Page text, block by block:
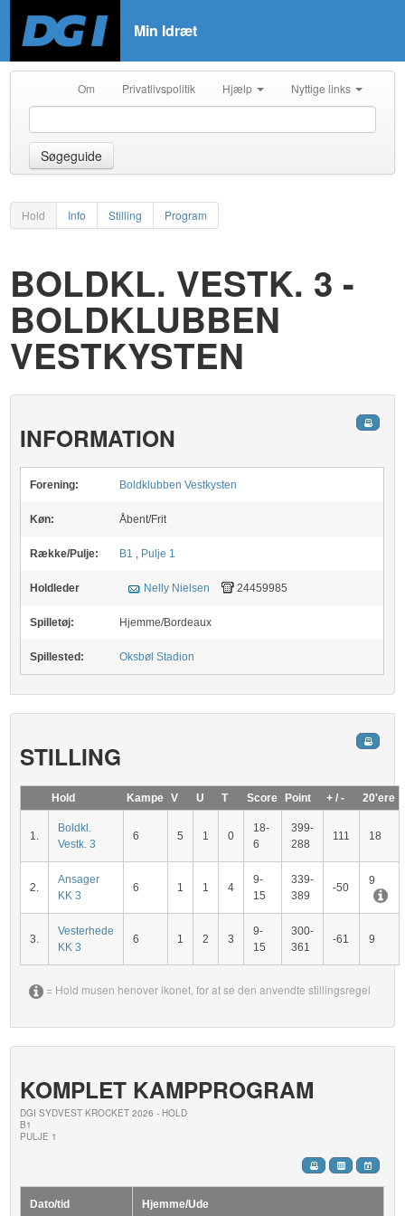
Min Idræt
Om Privatlivspolitik Hjælp Nyttige links
Søgeguide
Hold Info Stilling Program
BOLDKL. VESTK. 3 -
BOLDKLUBBEN
VESTKYSTEN
INFORMATION
Forening: Boldklubben Vestkysten
Køn: Åbent/Frit
Række/Pulje: B1 , Pulje 1
Holdleder Nelly Nielsen 24459985
Spilletøj: Hjemme/Bordeaux
Spillested: Oksbøl Stadion
STILLING
Hold Kampe V U T Score Point + / - 20'ere
1.
Boldkl.
Vestk. 3
6 5 1 0
18-
6
399-
288
111 18
2.
Ansager
KK 3
6 1 1 4
9-
15
339-
389
-50
9
3.
Vesterhede
KK 3
6 1 2 3
9-
15
300-
361
-61 9
= Hold musen henover ikonet, for at se den anvendte stillingsregel
KOMPLET KAMPPROGRAM
DGI SYDVEST KROCKET 2026 - HOLD
B1
PULJE 1
Dato/tid Hjemme/Ude